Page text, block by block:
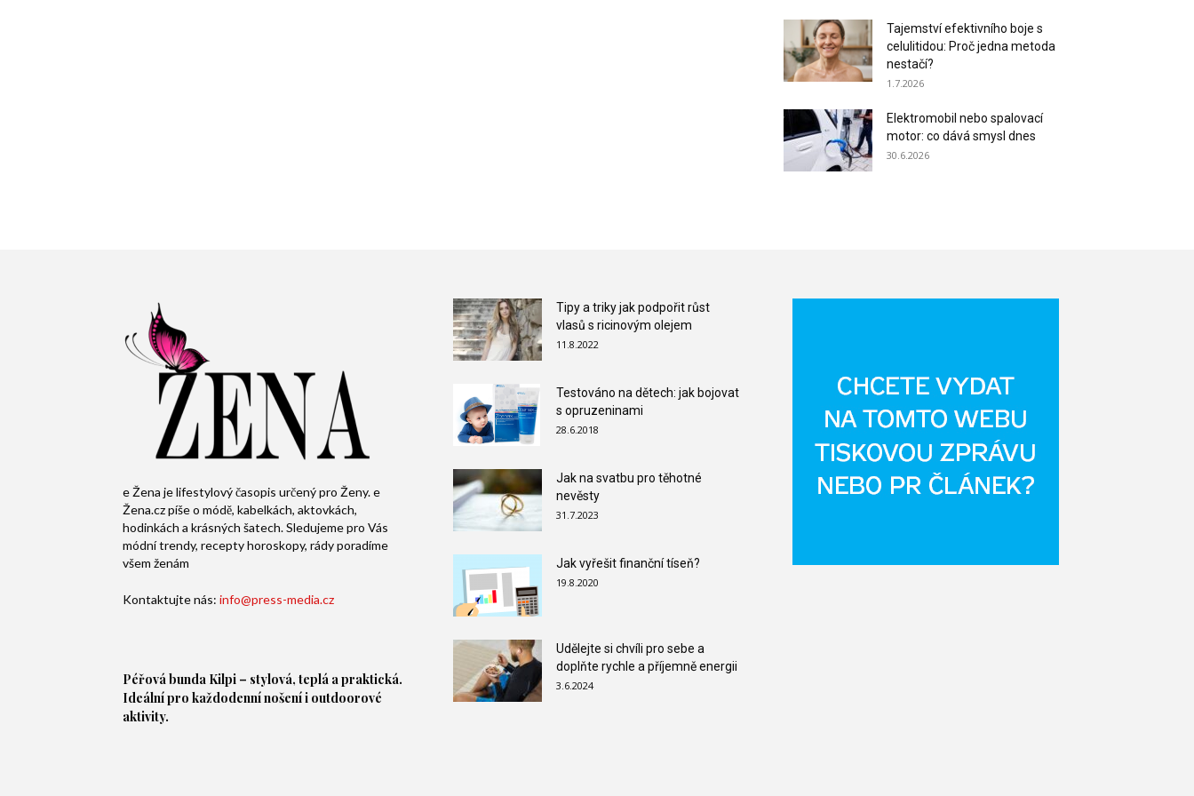
Tajemství efektivního boje s
celulitidou: Proč jedna metoda
nestačí?
1.7.2026
Elektromobil nebo spalovací
motor: co dává smysl dnes
30.6.2026
e Žena je lifestylový časopis určený pro Ženy. e
Žena.cz píše o módě, kabelkách, aktovkách,
hodinkách a krásných šatech. Sledujeme pro Vás
módní trendy, recepty horoskopy, rády poradíme
všem ženám
Kontaktujte nás: info@press-media.cz
Péřová bunda Kilpi – stylová, teplá a praktická.
Ideální pro každodenní nošení i outdoorové
aktivity.
Tipy a triky jak podpořit růst
vlasů s ricinovým olejem
11.8.2022
Testováno na dětech: jak bojovat
s opruzeninami
28.6.2018
Jak na svatbu pro těhotné
nevěsty
31.7.2023
Jak vyřešit finanční tíseň?
19.8.2020
Udělejte si chvíli pro sebe a
doplňte rychle a příjemně energii
3.6.2024